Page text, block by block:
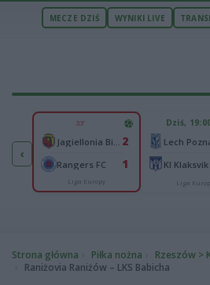
MECZE DZIŚ WYNIKI LIVE
‹
1
0
33'
2
Rangers FC 1
Liga Europy
Dziś,
Lech
KI Klaksvik
Liga
Strona główna Piłka nożna
Rzeszów >
Raniżovia Raniżów – LKS Babicha